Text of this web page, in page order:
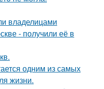
владелицами
- получили её в
одним из самых
жизни.